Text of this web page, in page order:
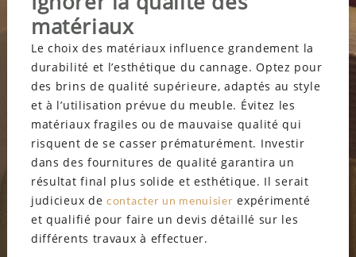
matériaux
Le choix des matériaux influence grandement la
durabilité et l’esthétique du cannage. Optez pour
des brins de qualité supérieure, adaptés au style
et à l’utilisation prévue du meuble. Évitez les
matériaux fragiles ou de mauvaise qualité qui
risquent de se casser prématurément. Investir
dans des fournitures de qualité garantira un
résultat final plus solide et esthétique. Il serait
judicieux decontacter un menuisier expérimenté
et qualifié pour faire un devis détaillé sur les
différents travaux à effectuer.